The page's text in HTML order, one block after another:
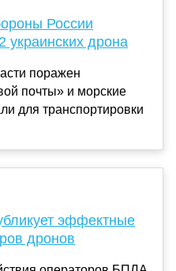
России
украинских дрона
поражен
почты» и морские
для транспортировки
эффектные
дронов